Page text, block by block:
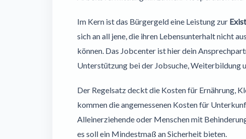
Im Kern ist das Bürgergeld eine Leistung zur
sich an all jene, die ihren Lebensunterhalt nicht
können. Das Jobcenter ist hier dein
Unterstützung bei der Jobsuche, Weiterbildung
Der Regelsatz deckt die Kosten für Ernährung,
kommen die angemessenen Kosten für
Alleinerziehende oder Menschen mit
es soll ein Mindestmaß an Sicherheit bieten.